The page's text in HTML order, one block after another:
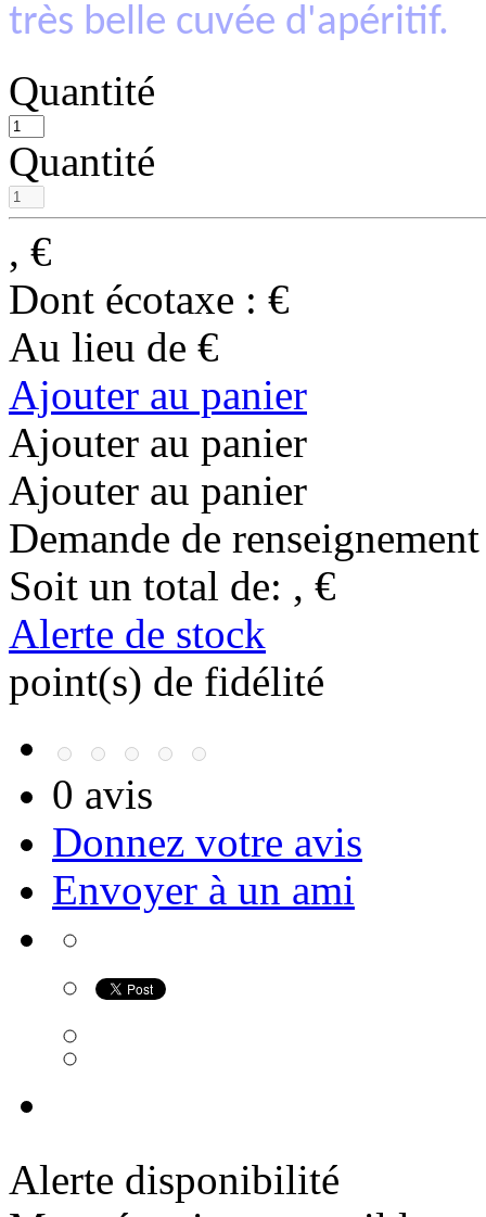
très belle cuvée d'apéritif.
Quantité
Quantité
, €
Dont écotaxe : €
Au lieu de €
Ajouter au panier
Ajouter au panier
Ajouter au panier
Demande de renseignement
Soit un total de: , €
Alerte de stock
point(s) de fidélité
0 avis
Donnez votre avis
Envoyer à un ami
Alerte disponibilité